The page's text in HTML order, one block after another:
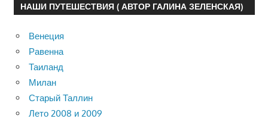
НАШИ ПУТЕШЕСТВИЯ ( АВТОР ГАЛИНА ЗЕЛЕНСКАЯ)
Венеция
Равенна
Таиланд
Милан
Старый Таллин
Лето 2008 и 2009